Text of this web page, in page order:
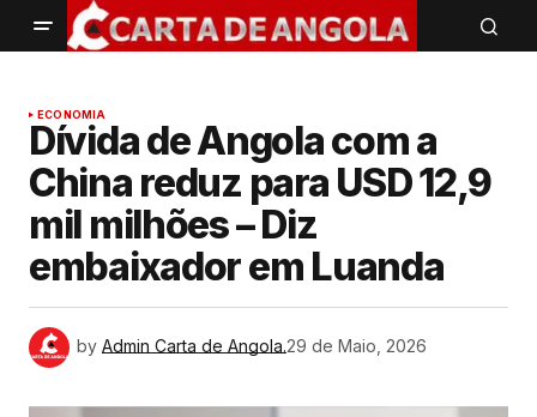
ECONOMIA
Dívida de Angola com a
China reduz para USD 12,9
mil milhões – Diz
embaixador em Luanda
by Admin Carta de Angola.29 de Maio, 2026